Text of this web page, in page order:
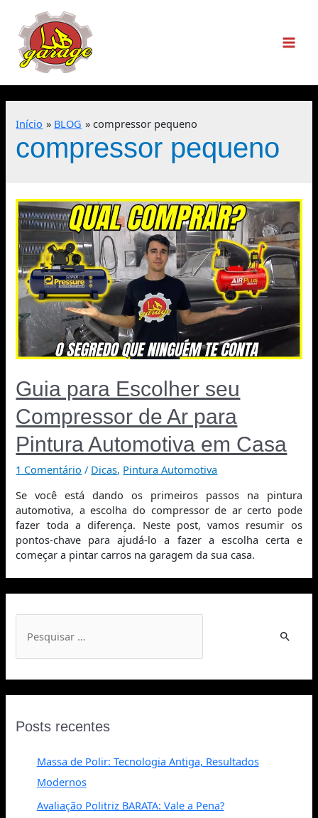
Início BLOG compressor pequeno
compressor pequeno
Guia para Escolher seu
Compressor de Ar para
Pintura Automotiva em Casa
1 Comentário / Dicas, Pintura Automotiva
Se você está dando os primeiros passos na pintura
automotiva, a escolha do compressor de ar certo pode
fazer toda a diferença. Neste post, vamos resumir os
pontos-chave para ajudá-lo a fazer a escolha certa e
começar a pintar carros na garagem da sua casa.
Posts recentes
Massa de Polir: Tecnologia Antiga, Resultados
Modernos
Avaliação Politriz BARATA: Vale a Pena?